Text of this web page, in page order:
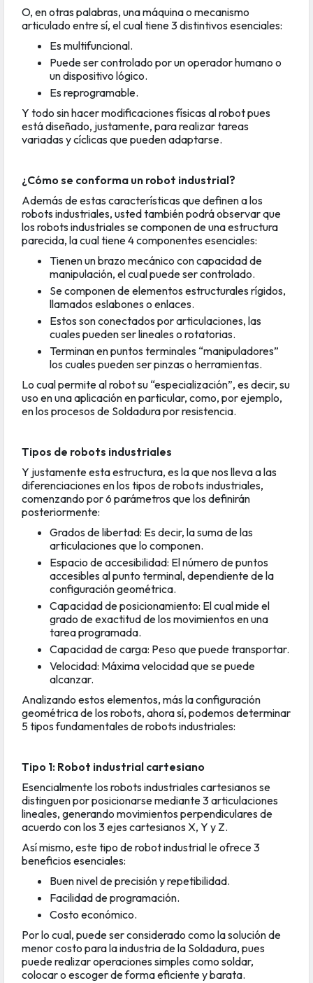
O, en otras palabras, una máquina o mecanismo
articulado entre sí, el cual tiene 3 distintivos esenciales:
Es multifuncional.
Puede ser controlado por un operador humano o
un dispositivo lógico.
Es reprogramable.
Y todo sin hacer modificaciones físicas al robot pues
está diseñado, justamente, para realizar tareas
variadas y cíclicas que pueden adaptarse.
¿Cómo se conforma un robot industrial?
Además de estas características que definen a los
robots industriales, usted también podrá observar que
los robots industriales se componen de una estructura
parecida, la cual tiene 4 componentes esenciales:
Tienen un brazo mecánico con capacidad de
manipulación, el cual puede ser controlado.
Se componen de elementos estructurales rígidos,
llamados eslabones o enlaces.
Estos son conectados por articulaciones, las
cuales pueden ser lineales o rotatorias.
Terminan en puntos terminales “manipuladores”
los cuales pueden ser pinzas o herramientas.
Lo cual permite al robot su “especialización”, es decir, su
uso en una aplicación en particular, como, por ejemplo,
en los procesos de Soldadura por resistencia.
Tipos de robots industriales
Y justamente esta estructura, es la que nos lleva a las
diferenciaciones en los tipos de robots industriales,
comenzando por 6 parámetros que los definirán
posteriormente:
Grados de libertad: Es decir, la suma de las
articulaciones que lo componen.
Espacio de accesibilidad: El número de puntos
accesibles al punto terminal, dependiente de la
configuración geométrica.
Capacidad de posicionamiento: El cual mide el
grado de exactitud de los movimientos en una
tarea programada.
Capacidad de carga: Peso que puede transportar.
Velocidad: Máxima velocidad que se puede
alcanzar.
Analizando estos elementos, más la configuración
geométrica de los robots, ahora sí, podemos determinar
5 tipos fundamentales de robots industriales:
Tipo 1: Robot industrial cartesiano
Esencialmente los robots industriales cartesianos se
distinguen por posicionarse mediante 3 articulaciones
lineales, generando movimientos perpendiculares de
acuerdo con los 3 ejes cartesianos X, Y y Z.
Así mismo, este tipo de robot industrial le ofrece 3
beneficios esenciales:
Buen nivel de precisión y repetibilidad.
Facilidad de programación.
Costo económico.
Por lo cual, puede ser considerado como la solución de
menor costo para la industria de la Soldadura, pues
puede realizar operaciones simples como soldar,
colocar o escoger de forma eficiente y barata.